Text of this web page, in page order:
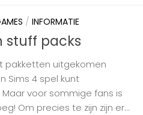
/ INFORMATIE
stuff packs
pakketten uitgekomen
Sims 4 spel kunt
voor sommige fans is
Om precies te zijn zijn er...